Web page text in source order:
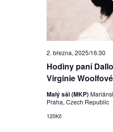
Hodiny paní
Virginie Woolfové
2. března, 2025/16:30
Malý sál (MKP)
Praha, Czech Republic
120Kč